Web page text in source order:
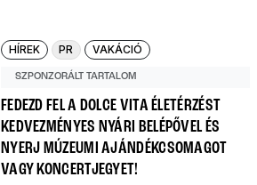
HÍREK PR VAKÁCIÓ
SZPONZORÁLT TARTALOM
FEDEZD FEL A DOLCE VITA ÉLETÉRZÉST
KEDVEZMÉNYES NYÁRI BELÉPŐVEL ÉS
NYERJ MÚZEUMI AJÁNDÉKCSOMAGOT
VAGY KONCERTJEGYET!